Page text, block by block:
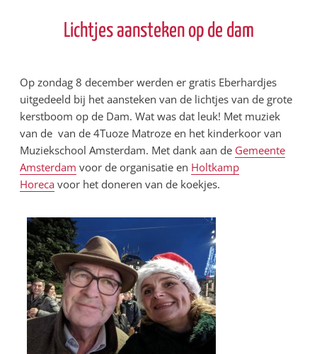
Steunen
Lichtjes aansteken op de dam
Op zondag 8 december werden er gratis Eberhardjes
uitgedeeld bij het aansteken van de lichtjes van de grote
kerstboom op de Dam. Wat was dat leuk! Met muziek
van de van de 4Tuoze Matroze en het kinderkoor van
Muziekschool Amsterdam. Met dank aan de Gemeente
Amsterdam voor de organisatie en Holtkamp
Horeca voor het doneren van de koekjes.